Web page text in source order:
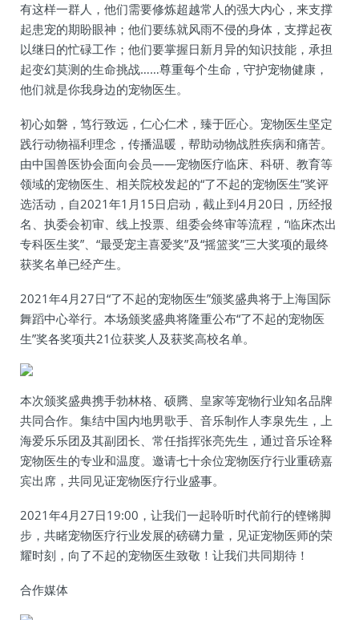
有这样一群人，他们需要修炼超越常人的强大内心，来支撑
起患宠的期盼眼神；他们要练就风雨不侵的身体，支撑起夜
以继日的忙碌工作；他们要掌握日新月异的知识技能，承担
起变幻莫测的生命挑战……尊重每个生命，守护宠物健康，
他们就是你我身边的宠物医生。
初心如磐，笃行致远，仁心仁术，臻于匠心。宠物医生坚定
践行动物福利理念，传播温暖，帮助动物战胜疾病和痛苦。
由中国兽医协会面向会员——宠物医疗临床、科研、教育等
领域的宠物医生、相关院校发起的“了不起的宠物医生”奖评
选活动，自2021年1月15日启动，截止到4月20日，历经报
名、执委会初审、线上投票、组委会终审等流程，“临床杰出
专科医生奖”、“最受宠主喜爱奖”及“摇篮奖”三大奖项的最终
获奖名单已经产生。
2021年4月27日“了不起的宠物医生”颁奖盛典将于上海国际
舞蹈中心举行。本场颁奖盛典将隆重公布“了不起的宠物医
生”奖各奖项共21位获奖人及获奖高校名单。
本次颁奖盛典携手勃林格、硕腾、皇家等宠物行业知名品牌
共同合作。集结中国内地男歌手、音乐制作人李泉先生，上
海爱乐乐团及其副团长、常任指挥张亮先生，通过音乐诠释
宠物医生的专业和温度。邀请七十余位宠物医疗行业重磅嘉
宾出席，共同见证宠物医疗行业盛事。
2021年4月27日19:00，让我们一起聆听时代前行的铿锵脚
步，共睹宠物医疗行业发展的磅礴力量，见证宠物医师的荣
耀时刻，向了不起的宠物医生致敬！让我们共同期待！
合作媒体